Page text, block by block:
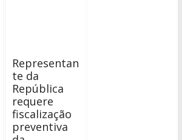
Representan
te da
República
requere
fiscalização
preventiva